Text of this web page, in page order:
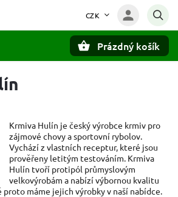
CZK
Prázdný košík
Krmiva Hulín je český výrobce krmiv pro
zájmové chovy a sportovní rybolov.
Vychází z vlastních receptur, které jsou
prověřeny letitým testováním. Krmiva
Hulín tvoří protipól průmyslovým
velkovýrobám a nabízí výbornou kvalitu
proto máme jejich výrobky v naší nabídce.